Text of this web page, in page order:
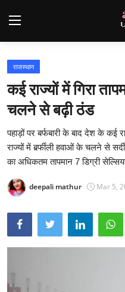
Home
Contact
Gallery
राजस्थान
विदेश
एज्युकेशन
राजस्थान
कई राज्यों में गिरा
चलने से बढ़ी ठंड
पहाड़ों पर बर्फबारी के बाद देश के
राज्यों में बर्र्फीली हवाओं के चलने से
का अधिकतम तापमान 7 डिग्री
deepali mathur Mar 5,